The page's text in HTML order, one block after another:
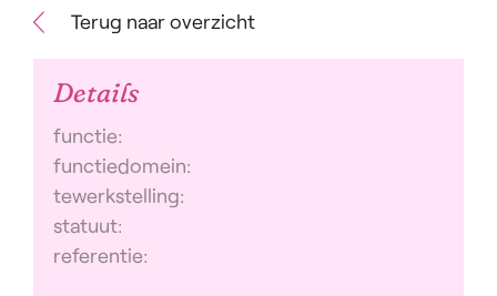
Terug naar overzicht
Details
functie:
functiedomein:
tewerkstelling:
statuut:
referentie: